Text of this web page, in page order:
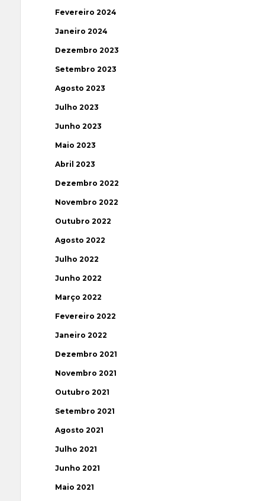
Fevereiro 2024
Janeiro 2024
Dezembro 2023
Setembro 2023
Agosto 2023
Julho 2023
Junho 2023
Maio 2023
Abril 2023
Dezembro 2022
Novembro 2022
Outubro 2022
Agosto 2022
Julho 2022
Junho 2022
Março 2022
Fevereiro 2022
Janeiro 2022
Dezembro 2021
Novembro 2021
Outubro 2021
Setembro 2021
Agosto 2021
Julho 2021
Junho 2021
Maio 2021